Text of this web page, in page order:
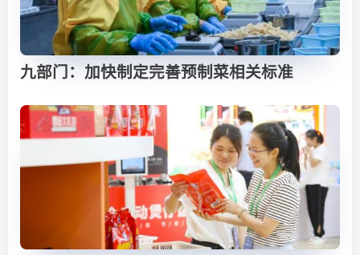
九部门：加快制定完善预制菜相关标准